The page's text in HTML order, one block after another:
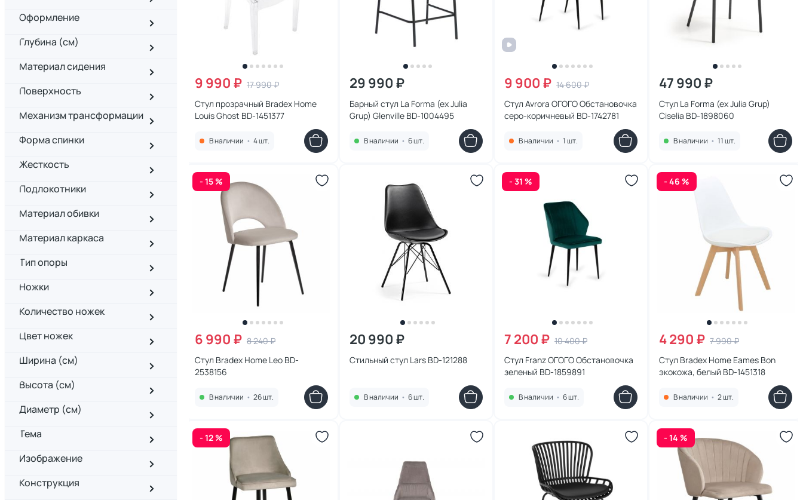
Оформление
Глубина (см)
Материал сидения
Поверхность
Механизм трансформации
Форма спинки
Жесткость
Подлокотники
Материал обивки
Материал каркаса
Тип опоры
Ножки
Количество ножек
Цвет ножек
Ширина (см)
Высота (см)
Диаметр (см)
Тема
Изображение
Конструкция
9 990 ₽ 17 990 ₽
Стул прозрачный Bradex Home
Louis Ghost BD-1451377
В наличии • 4 шт.
29 990 ₽
Барный стул La Forma (ex Julia
Grup) Glenville BD-1004495
В наличии • 6 шт.
9 900 ₽ 14 600 ₽
Стул Avrora ОГОГО Обстановочка
серо-коричневый BD-1742781
В наличии • 1 шт.
47 990 ₽
Стул La Forma (ex Julia Grup)
Ciselia BD-1898060
В наличии • 11 шт.
- 15 %
6 990 ₽ 8 240 ₽
Стул Bradex Home Leo BD-
2538156
В наличии • 26 шт.
20 990 ₽
Стильный стул Lars BD-121288
В наличии • 6 шт.
- 31 %
7 200 ₽ 10 400 ₽
Стул Franz ОГОГО Обстановочка
зеленый BD-1859891
В наличии • 6 шт.
- 46 %
4 290 ₽ 7 990 ₽
Стул Bradex Home Eames Bon
экокожа, белый BD-1451318
В наличии • 2 шт.
- 12 % - 14 %